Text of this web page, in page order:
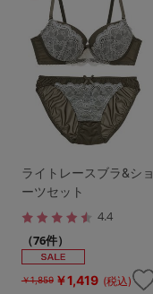
ライトレースブラ&ショ
ーツセット
4.4
（76件）
￥1,859 ￥1,419 (税込)